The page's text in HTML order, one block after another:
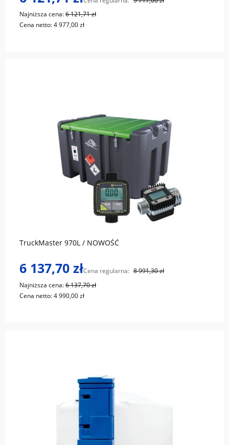
Najniższa cena:6 121,71 zł
Cena netto:4 977,00 zł
TruckMaster 970L / NOWOŚĆ
6 137,70 złCena regularna: 8 991,30 zł
Najniższa cena:6 137,70 zł
Cena netto:4 990,00 zł
do koszyka